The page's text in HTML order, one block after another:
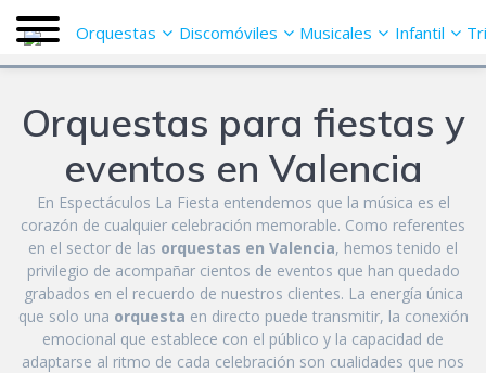
Orquestas Discomóviles Musicales Infantil
al
Orquestas para fiestas y
eventos en Valencia
En Espectáculos La Fiesta entendemos que la música es el
corazón de cualquier celebración memorable. Como referentes
en el sector de las orquestas en Valencia, hemos tenido el
privilegio de acompañar cientos de eventos que han quedado
grabados en el recuerdo de nuestros clientes. La energía única
que solo una orquesta en directo puede transmitir, la conexión
emocional que establece con el público y la capacidad de
adaptarse al ritmo de cada celebración son cualidades que nos